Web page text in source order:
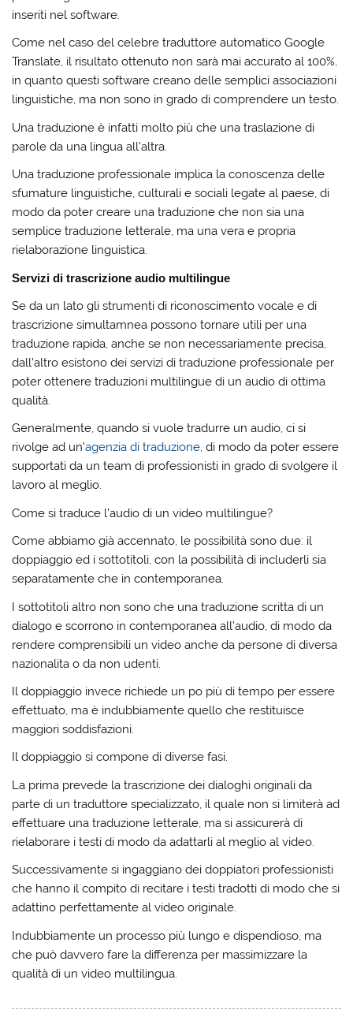
inseriti nel software.
Come nel caso del celebre traduttore automatico Google
Translate, il risultato ottenuto non sarà mai accurato al 100%,
in quanto questi software creano delle semplici associazioni
linguistiche, ma non sono in grado di comprendere un testo.
Una traduzione è infatti molto più che una traslazione di
parole da una lingua all’altra.
Una traduzione professionale implica la conoscenza delle
sfumature linguistiche, culturali e sociali legate al paese, di
modo da poter creare una traduzione che non sia una
semplice traduzione letterale, ma una vera e propria
rielaborazione linguistica.
Servizi di trascrizione audio multilingue
Se da un lato gli strumenti di riconoscimento vocale e di
trascrizione simultamnea possono tornare utili per una
traduzione rapida, anche se non necessariamente precisa,
dall’altro esistono dei servizi di traduzione professionale per
poter ottenere traduzioni multilingue di un audio di ottima
qualità.
Generalmente, quando si vuole tradurre un audio, ci si
rivolge ad un’agenzia di traduzione, di modo da poter essere
supportati da un team di professionisti in grado di svolgere il
lavoro al meglio.
Come si traduce l’audio di un video multilingue?
Come abbiamo già accennato, le possibilità sono due: il
doppiaggio ed i sottotitoli, con la possibilità di includerli sia
separatamente che in contemporanea.
I sottotitoli altro non sono che una traduzione scritta di un
dialogo e scorrono in contemporanea all’audio, di modo da
rendere comprensibili un video anche da persone di diversa
nazionalita o da non udenti.
Il doppiaggio invece richiede un po più di tempo per essere
effettuato, ma è indubbiamente quello che restituisce
maggiori soddisfazioni.
Il doppiaggio si compone di diverse fasi.
La prima prevede la trascrizione dei dialoghi originali da
parte di un traduttore specializzato, il quale non si limiterà ad
effettuare una traduzione letterale, ma si assicurerà di
rielaborare i testi di modo da adattarli al meglio al video.
Successivamente si ingaggiano dei doppiatori professionisti
che hanno il compito di recitare i testi tradotti di modo che si
adattino perfettamente al video originale.
Indubbiamente un processo più lungo e dispendioso, ma
che può davvero fare la differenza per massimizzare la
qualità di un video multilingua.